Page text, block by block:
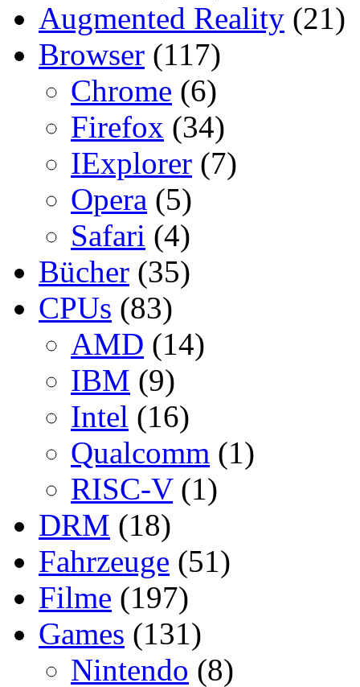
Augmented Reality (21)
Browser (117)
Chrome (6)
Firefox (34)
IExplorer (7)
Opera (5)
Safari (4)
Bücher (35)
CPUs (83)
AMD (14)
IBM (9)
Intel (16)
Qualcomm (1)
RISC-V(1)
DRM (18)
Fahrzeuge (51)
Filme (197)
Games (131)
Nintendo (8)